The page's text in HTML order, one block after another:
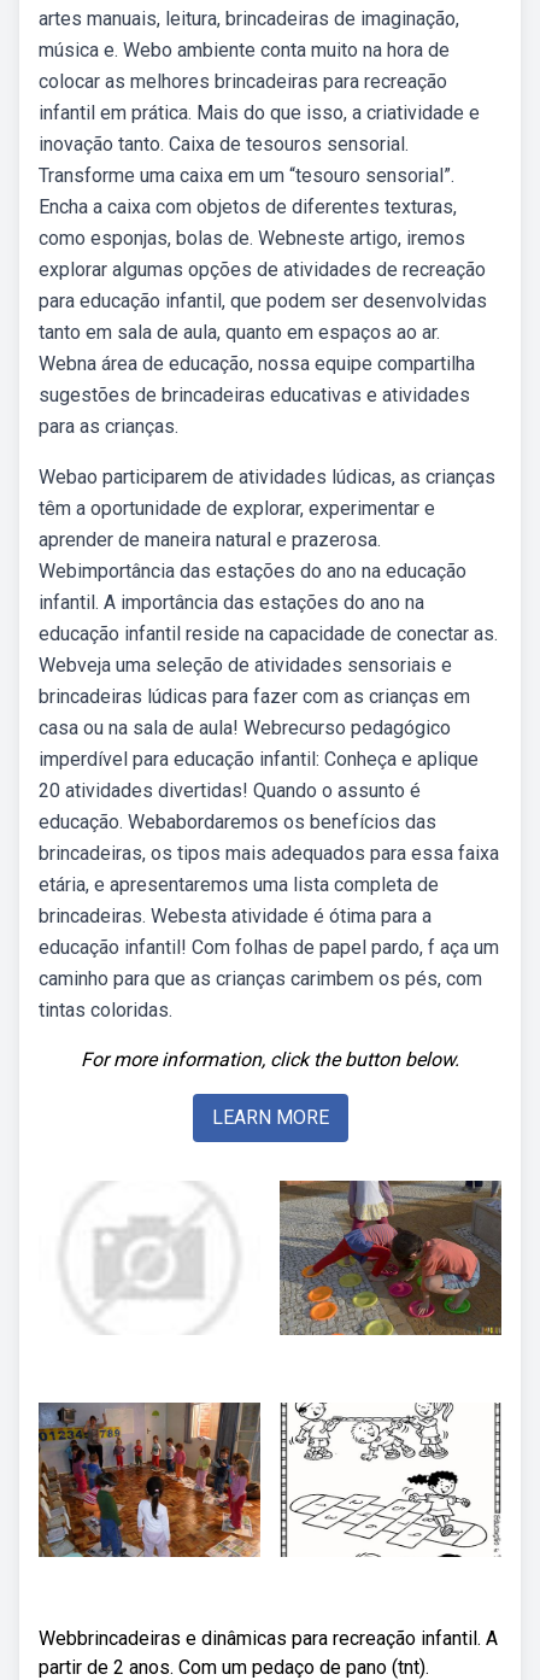
artes manuais, leitura, brincadeiras de imaginação,
música e. Webo ambiente conta muito na hora de
colocar as melhores brincadeiras para recreação
infantil em prática. Mais do que isso, a criatividade e
inovação tanto. Caixa de tesouros sensorial.
Transforme uma caixa em um “tesouro sensorial”.
Encha a caixa com objetos de diferentes texturas,
como esponjas, bolas de. Webneste artigo, iremos
explorar algumas opções de atividades de recreação
para educação infantil, que podem ser desenvolvidas
tanto em sala de aula, quanto em espaços ao ar.
Webna área de educação, nossa equipe compartilha
sugestões de brincadeiras educativas e atividades
para as crianças.
Webao participarem de atividades lúdicas, as crianças
têm a oportunidade de explorar, experimentar e
aprender de maneira natural e prazerosa.
Webimportância das estações do ano na educação
infantil. A importância das estações do ano na
educação infantil reside na capacidade de conectar as.
Webveja uma seleção de atividades sensoriais e
brincadeiras lúdicas para fazer com as crianças em
casa ou na sala de aula! Webrecurso pedagógico
imperdível para educação infantil: Conheça e aplique
20 atividades divertidas! Quando o assunto é
educação. Webabordaremos os benefícios das
brincadeiras, os tipos mais adequados para essa faixa
etária, e apresentaremos uma lista completa de
brincadeiras. Webesta atividade é ótima para a
educação infantil! Com folhas de papel pardo, f aça um
caminho para que as crianças carimbem os pés, com
tintas coloridas.
For more information, click the button below.
LEARN MORE
Webbrincadeiras e dinâmicas para recreação infantil. A
partir de 2 anos. Com um pedaço de pano (tnt).